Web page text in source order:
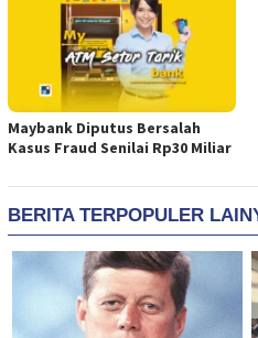
Maybank Diputus Bersalah
Kasus Fraud Senilai Rp30 Miliar